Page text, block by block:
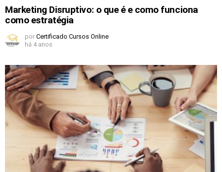
Marketing Disruptivo: o que é e como funciona
como estratégia
por Certificado Cursos Online
há 4 anos